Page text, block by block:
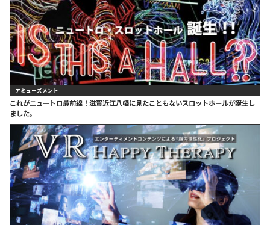
アミューズメント
これがニュートロ最前線！滋賀近江八幡に見たこともないスロットホールが誕生し
ました。